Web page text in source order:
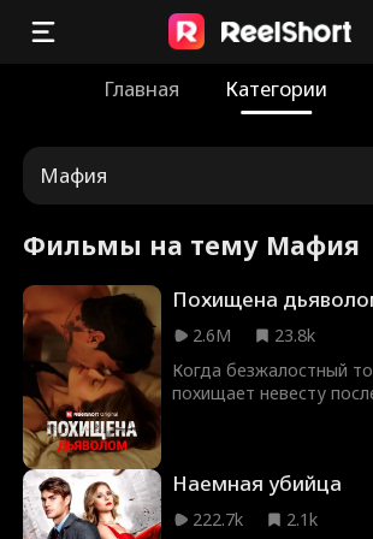
Главная Категории
Мафия
Фильмы на тему Мафия
Похищена
2.6M
23.8k
Когда безжалостный
похищает невесту
своими моральными
растущим влечением к
мужчине, который
Наемная убийца
222.7k
2.1k